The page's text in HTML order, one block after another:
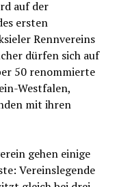
auf der
ersten
Rennvereins
dürfen sich auf
50 renommierte
Westfalen,
mit ihren
gehen einige
Vereinslegende